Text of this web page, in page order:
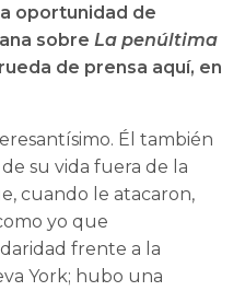
oportunidad de
sobreLa penúltima
de prensa aquí, en
Él también
su vida fuera de la
cuando le atacaron,
yo que
frente a la
York; hubo una